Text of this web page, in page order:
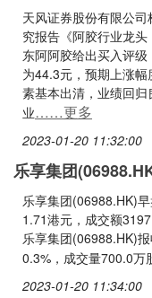
天风证券股份有限公
究报告《阿胶行业龙
东阿阿胶给出买入评
为44.3元，预期上涨
素基本出清，业绩回
业……更多
2023-01-20 11:32:00
乐享集团
乐享集团(06988.HK)
1.71港元，成交额
乐享集团(06988.HK)
0.3%，成交量700.0万
2023-01-20 11:34:00